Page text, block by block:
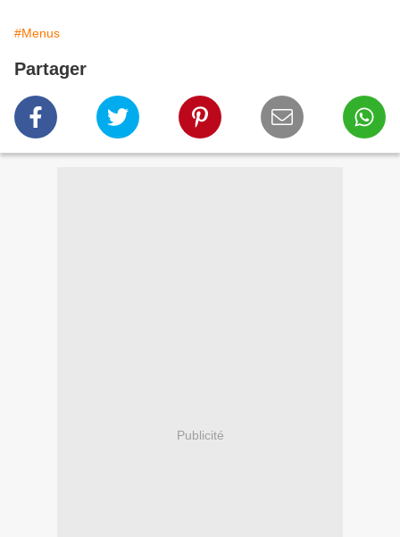
#Menus
Partager
Publicité